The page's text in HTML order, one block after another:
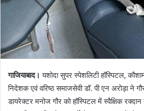
गाजियाबाद।यशोदा सुपर स्पेशलिटी हॉस्पिटल,
निदेशक एवं वरिष्ठ समाजसेवी डॉ. पी एन अरोड़ा ने
डायरेक्टर मनोज गौर को हॉस्पिटल में स्वैक्षिक